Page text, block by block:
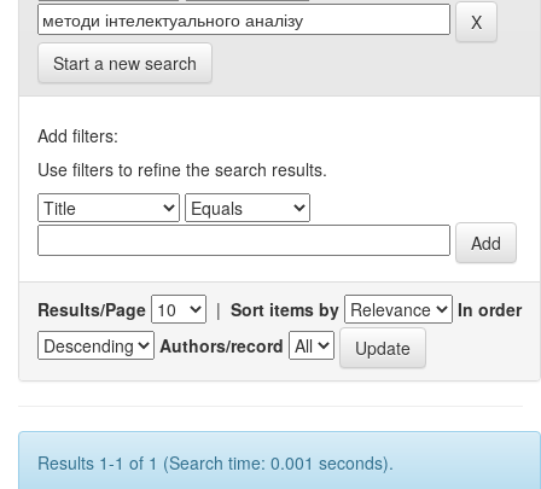
Start a new search
Add filters:
Use filters to refine the search results.
Results/Page | Sort items by
In order
Authors/record
Results 1-1 of 1 (Search time: 0.001 seconds).